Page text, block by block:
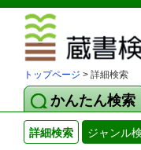
トップページ > 詳細検索
かんたん検索
詳細検索 ジャンル